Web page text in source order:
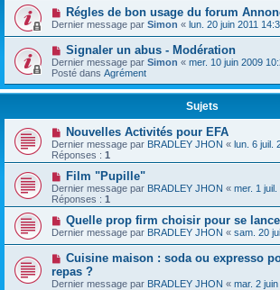
Régles de bon usage du forum
Dernier message par Simon « lun. 20 juin 2011
Signaler un abus - Modération
Dernier message par Simon « mer. 10 juin 2009
Posté dans Agrément
Sujets
Nouvelles Activités pour EFA
Dernier message par BRADLEY JHON « lun. 6 juil.
Réponses : 1
Film "Pupille"
Dernier message par BRADLEY JHON « mer. 1 juil.
Réponses : 1
Quelle prop firm choisir pour se
Dernier message par BRADLEY JHON « sam. 20
Cuisine maison : soda ou expresso
repas ?
Dernier message par BRADLEY JHON « mar. 2